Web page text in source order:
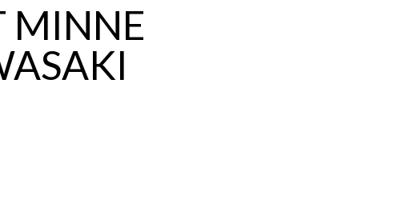
MINNE